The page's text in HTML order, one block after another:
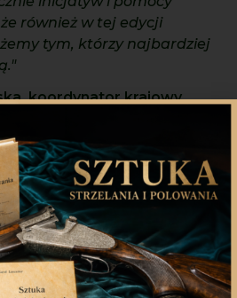
również w tej edycji
tym, którzy najbardziej
koordynator krajowy
Każda donacja